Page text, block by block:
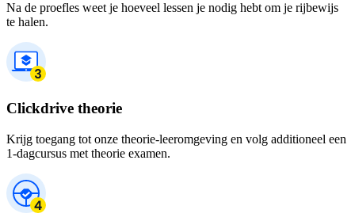
Na de proefles weet je hoeveel lessen je nodig hebt om je rijbewijs
te halen.
Clickdrive theorie
Krijg toegang tot onze theorie-leeromgeving en volg additioneel een
1-dagcursus met theorie examen.